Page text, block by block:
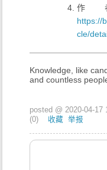
作
https://
cle/
Knowledge, like
and countless
posted @2020-04-17
(0) 收藏 举报